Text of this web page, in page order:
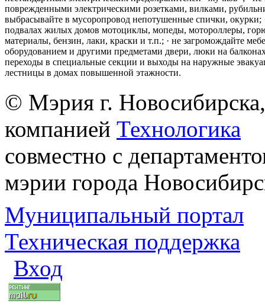
поврежденными электрическими розетками, вилками,
выбрасывайте в мусоропровод непотушенные спички, окурки;
подвалах жилых домов мотоциклы, мопеды, мотороллеры,
материалы, бензин, лаки, краски и т.п.; · не загромождайте
оборудованием и другими предметами двери, люки на
переходы в специальные секции и выходы на наружные
лестницы в домах повышенной этажности.
© Мэрия г.
компанией Технологика
совместно с
мэрии города
Муниципальный портал
Техническая поддержка
Вход